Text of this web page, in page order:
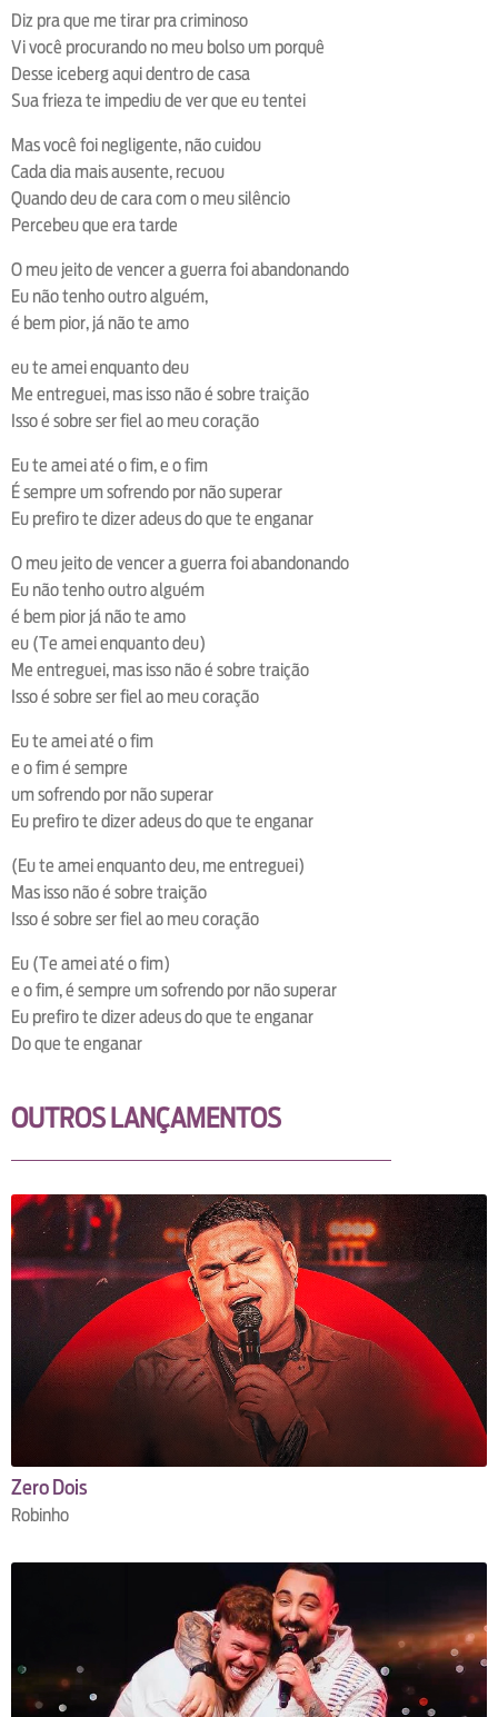
Diz pra que me tirar pra criminoso
Vi você procurando no meu bolso um porquê
Desse iceberg aqui dentro de casa
Sua frieza te impediu de ver que eu tentei
Mas você foi negligente, não cuidou
Cada dia mais ausente, recuou
Quando deu de cara com o meu silêncio
Percebeu que era tarde
O meu jeito de vencer a guerra foi abandonando
Eu não tenho outro alguém,
é bem pior, já não te amo
eu te amei enquanto deu
Me entreguei, mas isso não é sobre traição
Isso é sobre ser fiel ao meu coração
Eu te amei até o fim, e o fim
É sempre um sofrendo por não superar
Eu prefiro te dizer adeus do que te enganar
O meu jeito de vencer a guerra foi abandonando
Eu não tenho outro alguém
é bem pior já não te amo
eu (Te amei enquanto deu)
Me entreguei, mas isso não é sobre traição
Isso é sobre ser fiel ao meu coração
Eu te amei até o fim
e o fim é sempre
um sofrendo por não superar
Eu prefiro te dizer adeus do que te enganar
(Eu te amei enquanto deu, me entreguei)
Mas isso não é sobre traição
Isso é sobre ser fiel ao meu coração
Eu (Te amei até o fim)
e o fim, é sempre um sofrendo por não superar
Eu prefiro te dizer adeus do que te enganar
Do que te enganar
OUTROS LANÇAMENTOS
Zero Dois
Robinho